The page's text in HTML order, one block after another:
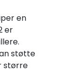
en
er
støtte
større